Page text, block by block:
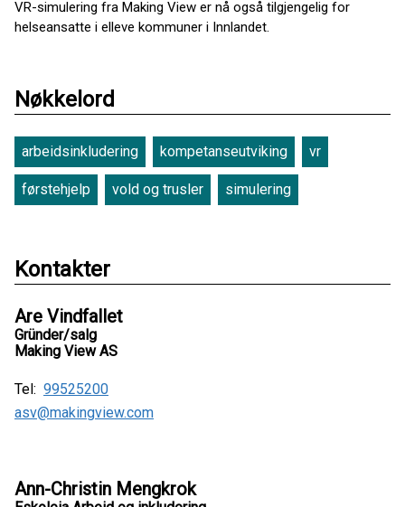
VR-simulering fra Making View er nå også tilgjengelig for
helseansatte i elleve kommuner i Innlandet.
Nøkkelord
arbeidsinkludering kompetanseutviking vr
førstehjelp vold og trusler simulering
Kontakter
Are Vindfallet
Gründer/salg
Making View AS
Tel: 99525200
asv@makingview.com
Ann-Christin Mengkrok